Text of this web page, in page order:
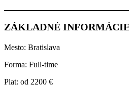
ZÁKLADNÉ
Mesto: Bratislava
Forma: Full-time
Plat: od 2200 €